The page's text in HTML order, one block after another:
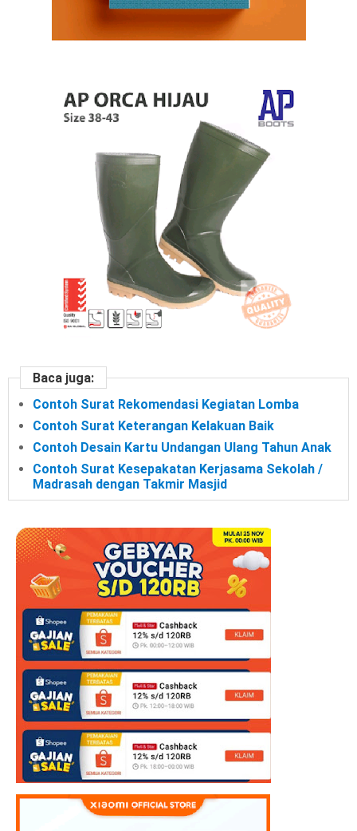
Baca juga:
Contoh Surat Rekomendasi Kegiatan Lomba
Contoh Surat Keterangan Kelakuan Baik
Contoh Desain Kartu Undangan Ulang Tahun Anak
Contoh Surat Kesepakatan Kerjasama Sekolah /
Madrasah dengan Takmir Masjid